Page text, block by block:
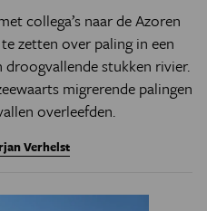
collega’s naar de Azoren
zetten over paling in een
stukken rivier.
migrerende palingen
overleefden.
Verhelst